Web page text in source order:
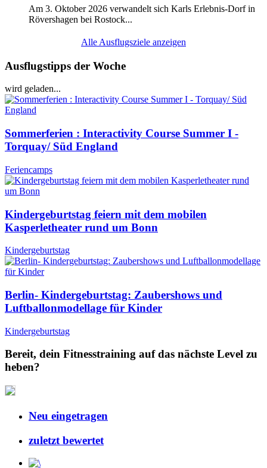
Am 3. Oktober 2026 verwandelt sich Karls Erlebnis-Dorf in
Rövershagen bei Rostock...
Alle Ausflugsziele anzeigen
Ausflugstipps der Woche
wird geladen...
Sommerferien : Interactivity Course Summer I -
Torquay/ Süd England
Feriencamps
Kindergeburtstag feiern mit dem mobilen
Kasperletheater rund um Bonn
Kindergeburtstag
Berlin- Kindergeburtstag: Zaubershows und
Luftballonmodellage für Kinder
Kindergeburtstag
Bereit, dein Fitnesstraining auf das nächste Level zu
heben?
Neu eingetragen
zuletzt bewertet